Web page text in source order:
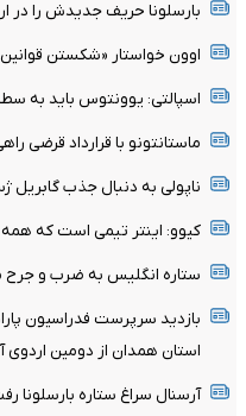
بارسلونا حریف جدیدش را در
اوون خواستار «شکستن
اسپالتی: یوونتوس باید به
ماستانتونو با قرارداد قرضی
ناپولی به دنبال جذب
کیوو: اینتر تیمی است که
ستاره انگلیس به ضرب و
بازدید سرپرست فدراسیون
استان همدان از دومین اردوی
آرسنال سراغ ستاره بارسلونا